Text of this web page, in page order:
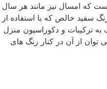
که امسال نیز مانند هر سال
سفید خالص که با استفاده از
ترکیبات و دکوراسیون منزل
توان از آن در کنار رنگ های